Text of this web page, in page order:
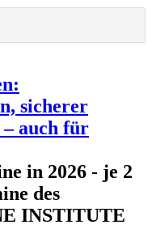
sicherer
auch für
in 2026 - je 2
des
INSTITUTE